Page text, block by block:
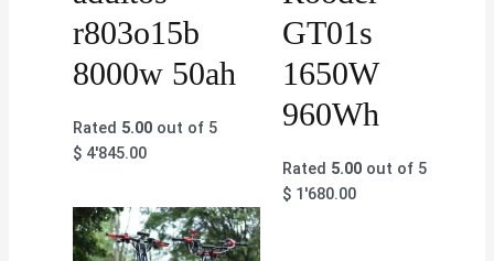
r803o15b
8000w 50ah
Rated 5.00 out of 5
$ 4'845.00
GT01s
1650W
960Wh
Rated 5.00out of 5
$1'680.00